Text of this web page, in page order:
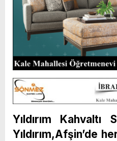
Yıldırım
Yıldırım,Afşin’de